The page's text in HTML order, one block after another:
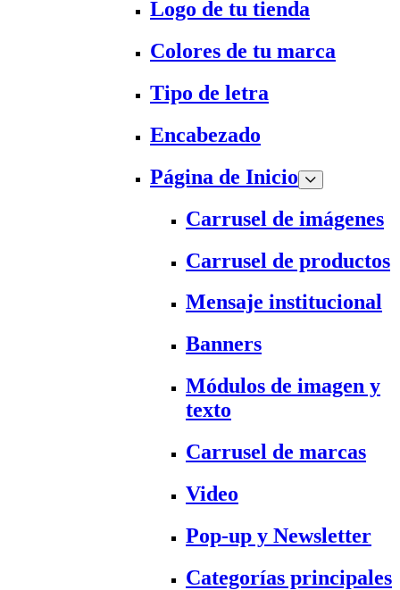
Logo de tu tienda
Colores de tu marca
Tipo de letra
Encabezado
Página de Inicio
Carrusel de imágenes
Carrusel de productos
Mensaje institucional
Banners
Módulos de imagen y
texto
Carrusel de marcas
Video
Pop-up y Newsletter
Categorías principales